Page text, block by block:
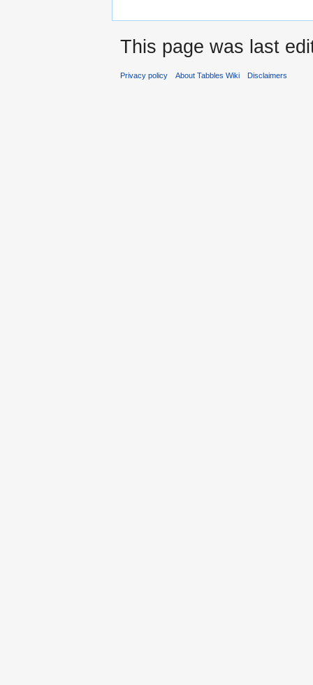
This page was last
Privacy policy About Tabbles Wiki Disclaimers